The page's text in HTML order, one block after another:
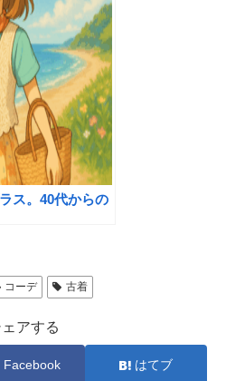
ス。40代からの
コーデ 古着
ェアする
Facebook はてブ